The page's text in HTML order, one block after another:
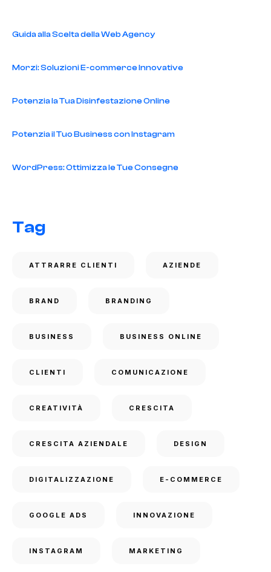
Guida alla Scelta della Web Agency
Morzi: Soluzioni E-commerce Innovative
Potenzia la Tua Disinfestazione Online
Potenzia il Tuo Business con Instagram
WordPress: Ottimizza le Tue Consegne
Tag
ATTRARRE CLIENTI AZIENDE
BRAND BRANDING
BUSINESS BUSINESS ONLINE
CLIENTI COMUNICAZIONE
CREATIVITÀ CRESCITA
CRESCITA AZIENDALE DESIGN
DIGITALIZZAZIONE E-COMMERCE
GOOGLE ADS INNOVAZIONE
INSTAGRAM MARKETING